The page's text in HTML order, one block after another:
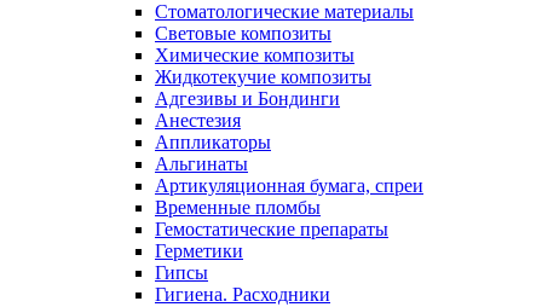
Стоматологические материалы
Световые композиты
Химические композиты
Жидкотекучие композиты
Адгезивы и Бондинги
Анестезия
Аппликаторы
Альгинаты
Артикуляционная бумага, спреи
Временные пломбы
Гемостатические препараты
Герметики
Гипсы
Гигиена. Расходники